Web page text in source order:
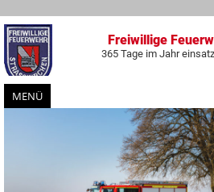
Freiwillige
365 Tage im Jahr
MENÜ
Zum
Inhalt